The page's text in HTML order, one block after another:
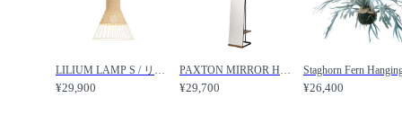
LILIUM LAMP S / リリウムランプ S / IDEE / イデー
¥29,900
PAXTON MIRROR HANGER / パクストン ミラーハンガー / JOURNAL STANDARD FURNITURE / ジャーナルスタンダードファニチャー
¥29,700 ¥26,400